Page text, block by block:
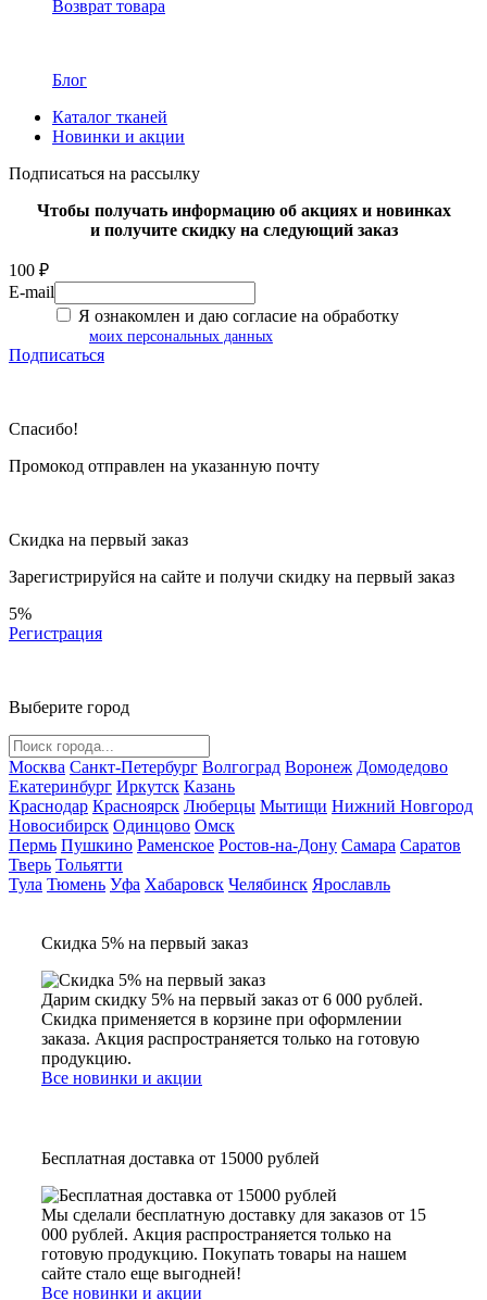
Возврат товара
Блог
Каталог тканей
Новинки и акции
Подписаться на рассылку
Чтобы получать информацию об акциях и новинках
и получите скидку на следующий заказ
100 ₽
E-mail
Я ознакомлен и даю согласие на обработку
моих персональных данных
Подписаться
Спасибо!
Промокод отправлен на указанную почту
Скидка на первый заказ
Зарегистрируйся на сайте и получи скидку на первый заказ
5%
Регистрация
Выберите город
Москва Санкт-Петербург Волгоград Воронеж Домодедово
Екатеринбург Иркутск Казань
Краснодар Красноярск Люберцы Мытищи Нижний Новгород
Новосибирск Одинцово Омск
Пермь Пушкино Раменское Ростов-на-Дону Самара Саратов
Тверь Тольятти
Тула Тюмень Уфа Хабаровск Челябинск Ярославль
Скидка 5% на первый заказ
Дарим скидку 5% на первый заказ от 6 000 рублей.
Скидка применяется в корзине при оформлении
заказа. Акция распространяется только на готовую
продукцию.
Все новинки и акции
Бесплатная доставка от 15000 рублей
Мы сделали бесплатную доставку для заказов от 15
000 рублей. Акция распространяется только на
готовую продукцию. Покупать товары на нашем
сайте стало еще выгодней!
Все новинки и акции